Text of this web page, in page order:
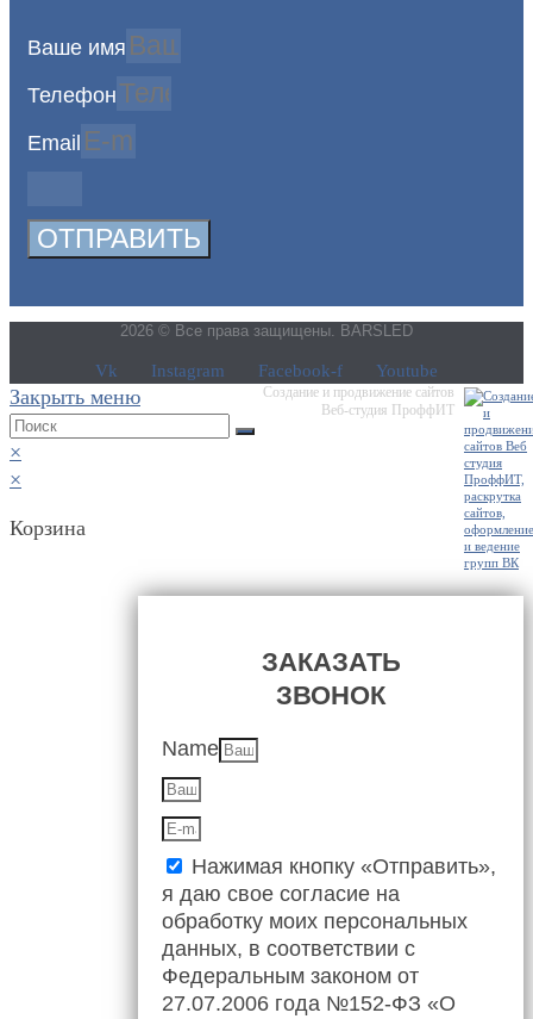
Ваше имя
Телефон
Email
ОТПРАВИТЬ
2026 © Все права защищены. BARSLED
Vk Instagram Facebook-f Youtube
Создание и продвижение сайтов
Веб-студия ПроффИТ
Закрыть меню
×
×
Корзина
ЗАКАЗАТЬ
ЗВОНОК
Name
Нажимая кнопку «Отправить»,
я даю свое согласие на
обработку моих персональных
данных, в соответствии с
Федеральным законом от
27.07.2006 года №152-ФЗ «О